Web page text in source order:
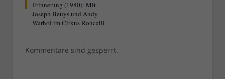
Erinnerung (1980): Mit
Joseph Beuys und Andy
Warhol im Cirkus Roncalli
Kommentare sind gesperrt.